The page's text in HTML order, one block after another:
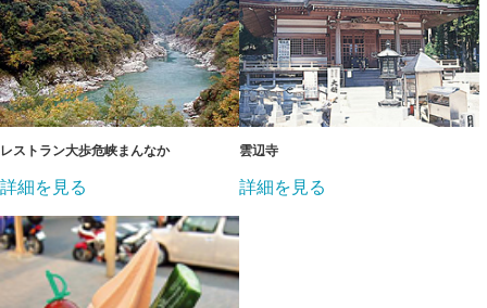
レストラン大歩危峡まんなか
詳細を見る
雲辺寺
詳細を見る